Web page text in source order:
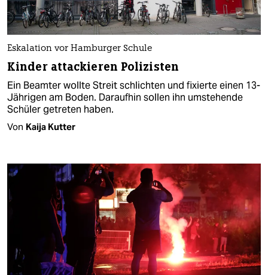
Eskalation vor Hamburger Schule
Kinder attackieren Polizisten
Ein Beamter wollte Streit schlichten und fixierte einen 13-
Jährigen am Boden. Daraufhin sollen ihn umstehende
Schüler getreten haben.
Von Kaija Kutter